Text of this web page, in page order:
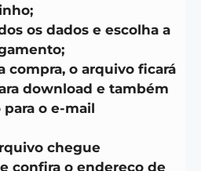
os dados e escolha a
compra, o arquivo ficará
download e também
para o e-mail
chegue
confira o endereço de